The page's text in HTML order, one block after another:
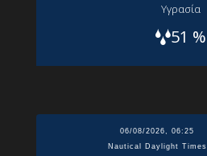
Yγρασία
51 %
06/08/2026, 06:25
Nautical Daylight Times